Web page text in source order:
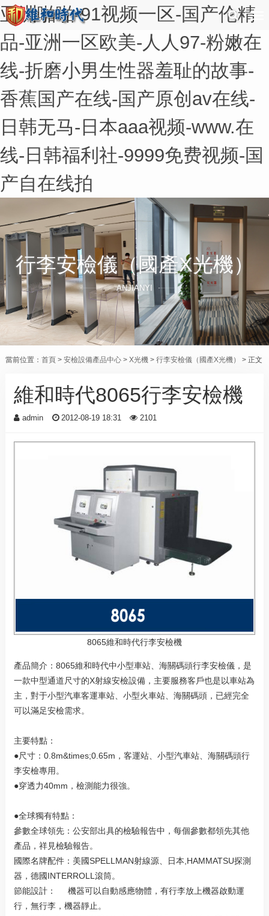
亚洲啪啪-91视频一区-国产伦精
品-亚洲一区欧美-人人97-粉嫩在
线-折磨小男生性器羞耻的故事-
香蕉国产在线-国产原创av在线-
日韩无马-日本aaa视频-www.在
线-日韩福利社-9999免费视频-国
产自在线拍
行李安檢儀（國產X光機）
ANJIANYI
當前位置： 首頁> 安檢設備產品中心> X光機> 行李安檢儀（國產X光機） > 正文
維和時代8065行李安檢機
admin 2012-08-19 18:31 2101
8065維和時代行李安檢機
產品簡介：8065維和時代中小型車站、海關碼頭行李安檢儀，是
一款中型通道尺寸的X射線安檢設備，主要服務客戶也是以車站為
主，對于小型汽車客運車站、小型火車站、海關碼頭，已經完全
可以滿足安檢需求。
主要特點：
●尺寸：0.8m&times;0.65m，客運站、小型汽車站、海關碼頭行
李安檢專用。
●穿透力40mm，檢測能力很強。
●全球獨有特點：
參數全球領先：公安部出具的檢驗報告中，每個參數都領先其他
產品，祥見檢驗報告。
國際名牌配件：美國SPELLMAN射線源、日本,HAMMATSU探測
器，德國INTERROLL滾筒。
節能設計： 機器可以自動感應物體，有行李放上機器啟動運
行，無行李，機器靜止。